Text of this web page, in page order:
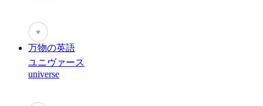
♥
万物の英語
ユニヴァース
universe